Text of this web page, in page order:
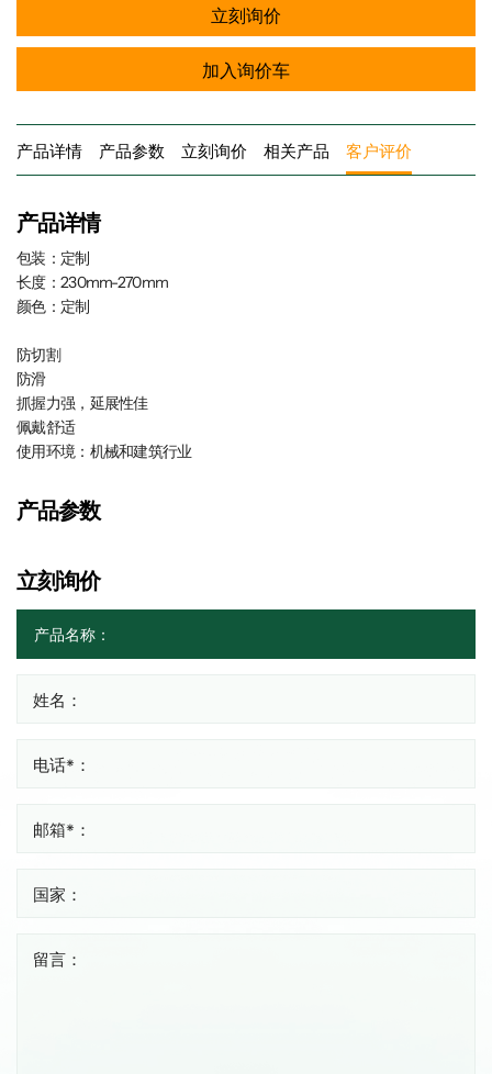
立刻询价
加入询价车
产品详情 产品参数 立刻询价 相关产品 客户评价
产品详情
包装：定制
长度：230mm-270mm
颜色：定制
防切割
防滑
抓握力强，延展性佳
佩戴舒适
使用环境：机械和建筑行业
产品参数
立刻询价
姓名：
电话*：
邮箱*：
国家：
留言：